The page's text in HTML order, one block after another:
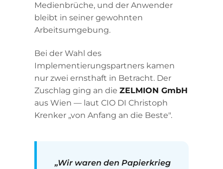
Medienbrüche, und der Anwender
bleibt in seiner gewohnten
Arbeitsumgebung.
Bei der Wahl des
Implementierungspartners kamen
nur zwei ernsthaft in Betracht. Der
Zuschlag ging an die ZELMION GmbH
aus Wien — laut CIO DI Christoph
Krenker „von Anfang an die Beste".
„Wir waren den Papierkrieg